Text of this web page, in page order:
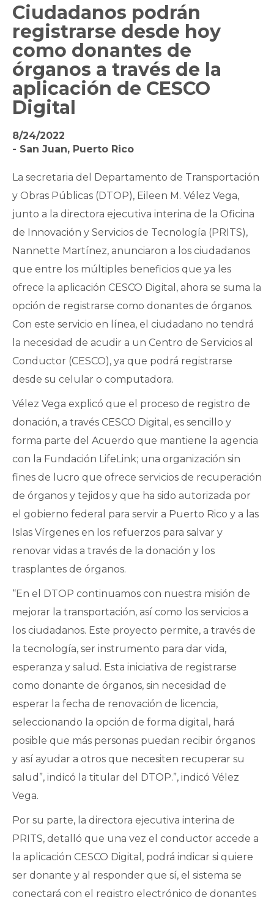
Ciudadanos podrán
registrarse desde hoy
como donantes de
órganos a través de la
aplicación de CESCO
Digital
8/24/2022
- San Juan, Puerto Rico
La secretaria del Departamento de Transportación
y Obras Públicas (DTOP), Eileen M. Vélez Vega,
junto a la directora ejecutiva interina de la Oficina
de Innovación y Servicios de Tecnología (PRITS),
Nannette Martínez, anunciaron a los ciudadanos
que entre los múltiples beneficios que ya les
ofrece la aplicación CESCO Digital, ahora se suma la
opción de registrarse como donantes de órganos.
Con este servicio en línea, el ciudadano no tendrá
la necesidad de acudir a un Centro de Servicios al
Conductor (CESCO), ya que podrá registrarse
desde su celular o computadora.
Vélez Vega explicó que el proceso de registro de
donación, a través CESCO Digital, es sencillo y
forma parte del Acuerdo que mantiene la agencia
con la Fundación LifeLink; una organización sin
fines de lucro que ofrece servicios de recuperación
de órganos y tejidos y que ha sido autorizada por
el gobierno federal para servir a Puerto Rico y a las
Islas Vírgenes en los refuerzos para salvar y
renovar vidas a través de la donación y los
trasplantes de órganos.
“En el DTOP continuamos con nuestra misión de
mejorar la transportación, así como los servicios a
los ciudadanos. Este proyecto permite, a través de
la tecnología, ser instrumento para dar vida,
esperanza y salud. Esta iniciativa de registrarse
como donante de órganos, sin necesidad de
esperar la fecha de renovación de licencia,
seleccionando la opción de forma digital, hará
posible que más personas puedan recibir órganos
y así ayudar a otros que necesiten recuperar su
salud”, indicó la titular del DTOP.”, indicó Vélez
Vega.
Por su parte, la directora ejecutiva interina de
PRITS, detalló que una vez el conductor accede a
la aplicación CESCO Digital, podrá indicar si quiere
ser donante y al responder que sí, el sistema se
conectará con el registro electrónico de donantes